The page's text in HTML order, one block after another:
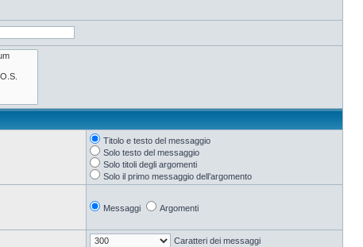
Titolo e testo del messaggio
Solo testo del messaggio
Solo titoli degli argomenti
Solo il primo messaggio dell’argomento
Messaggi Argomenti
Caratteri dei messaggi